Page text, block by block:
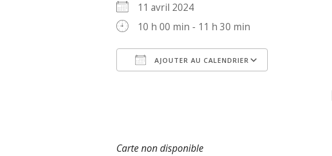
11 avril 2024
10 h 00 min - 11 h 30 min
AJOUTER AU CALENDRIER
Carte non disponible